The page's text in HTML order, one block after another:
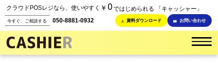
クラウドPOSレジなら、使いやすく ￥ 0ではじめられる 「キャッシャー」
今すぐ、ご相談する 050-8881-0932 資料ダウンロード お問い合わせ